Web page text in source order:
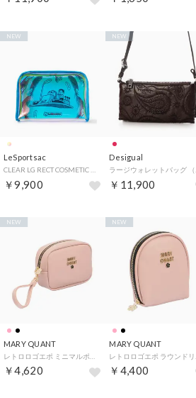
LeSportsac
￥9,900
NEW
Desigual
￥11,900
NEW
MARY QUANT
￥4,620
NEW
MARY QUANT
￥4,400
NEW